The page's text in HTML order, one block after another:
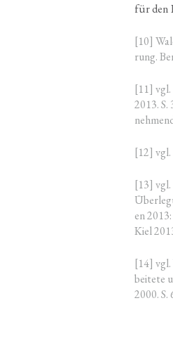
für den
[10]
rung.
[11] vgl.
2013.
[12] vgl.
[13]
en
Kiel
[14]
bei­te­te
2000. S.